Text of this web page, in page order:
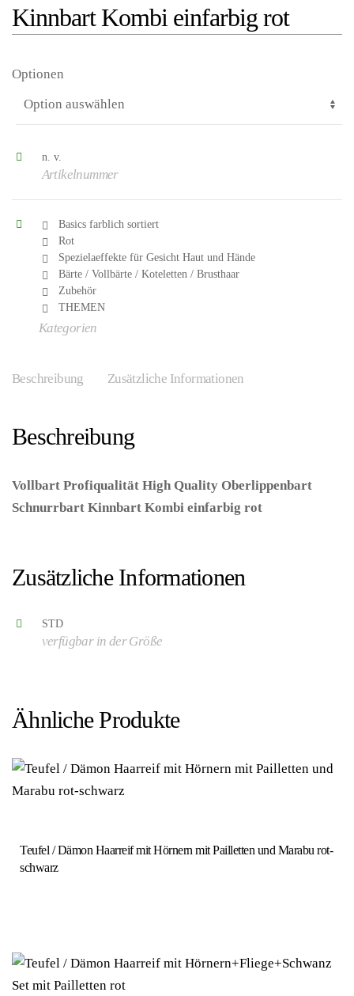
Kinnbart Kombi einfarbig rot
Optionen
n. v.
Artikelnummer
Basics farblich sortiert
Rot
Spezielaeffekte für Gesicht Haut und Hände
Bärte / Vollbärte / Koteletten / Brusthaar
Zubehör
THEMEN
Kategorien
Beschreibung Zusätzliche Informationen
Beschreibung
Vollbart Profiqualität High Quality Oberlippenbart
Schnurrbart Kinnbart Kombi einfarbig rot
Zusätzliche Informationen
STD
verfügbar in der Größe
Ähnliche Produkte
Teufel / Dämon Haarreif mit Hörnern mit Pailletten und Marabu rot-
schwarz